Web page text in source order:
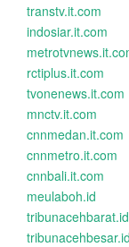
transtv.it.com
indosiar.it.com
rctiplus.it.com
tvonenews.it.com
mnctv.it.com
cnnmedan.it.com
cnnmetro.it.com
cnnbali.it.com
meulaboh.id
tribunacehbarat.id
tribunacehbesar.id